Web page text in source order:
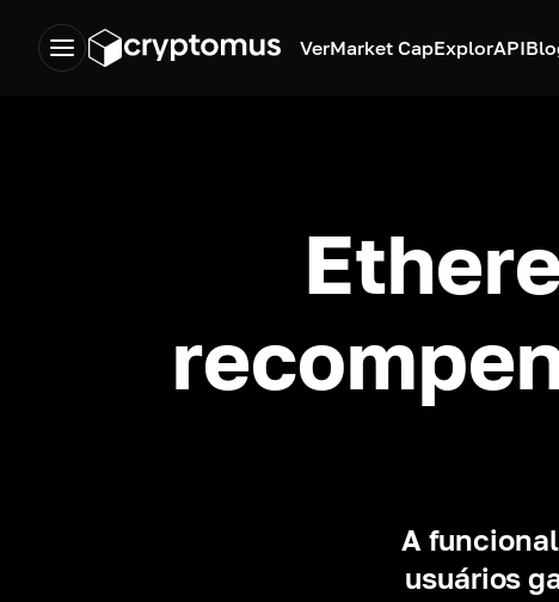
VerMarket CapExplorAPI
A
usuários